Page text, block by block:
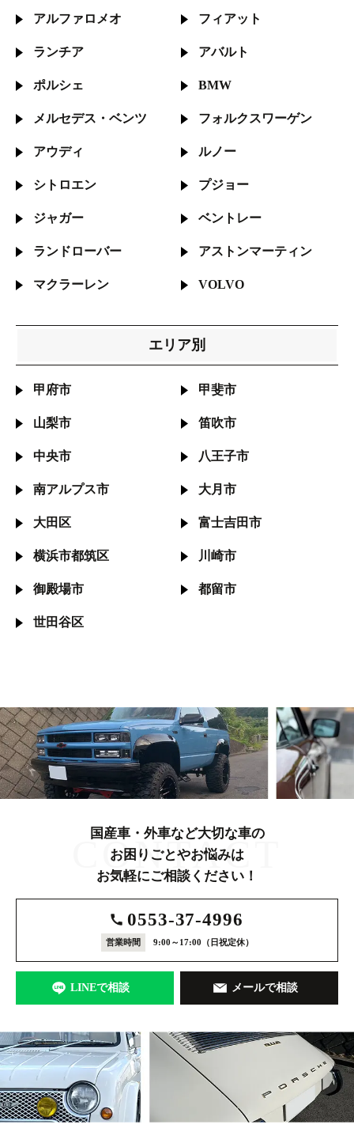
アルファロメオ フィアット
ランチア アバルト
ポルシェ BMW
メルセデス・ ベンツ フォルクスワーゲン
アウディ ルノー
シトロエン プジョー
ジャガー ベントレー
ランドローバー アストンマーティン
マクラーレン VOLVO
エリア別
甲府市 甲斐市
山梨市 笛吹市
中央市 八王子市
南アルプス市 大月市
大田区 富士吉田市
横浜市都筑区 川崎市
御殿場市 都留市
世田谷区
CONTACT
国産車・外車など大切な車の
お困りごとやお悩みは
お気軽にご相談ください！
0553-37-4996
営業時間 9:00～17:00 （日祝定休）
LINEで相談 メールで相談